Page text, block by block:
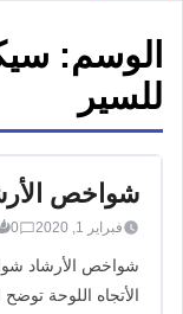
الوسم:
للسير
شواخص
فبراير 1, 2020 0
شواخص الأرشاد
الأتجاه اللوحة